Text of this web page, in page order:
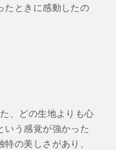
たときに感動したの
、どの生地よりも心
いう感覚が強かった
の美しさがあり、